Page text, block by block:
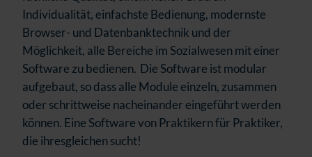
Individualität, einfachste Bedienung, modernste
Browser- und Datenbanktechnik und der
Möglichkeit, alle Bereiche im Sozialwesen mit einer
Software zu bedienen. Die Software ist modular
aufgebaut, so dass alle Module einzeln, zusammen
oder schrittweise nacheinander eingeführt werden
können. Eine Software von Praktikern für Praktiker,
die ihresgleichen sucht!